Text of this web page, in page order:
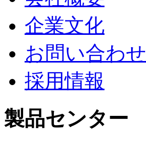
企業文化
お問い合わせ
採用情報
製品センター